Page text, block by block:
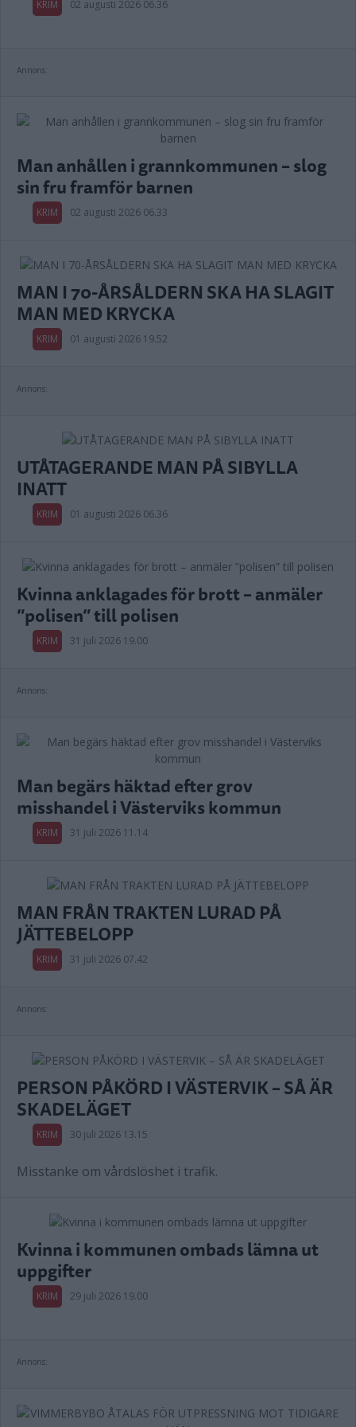
KRIM 02 augusti 2026 06.36
Annons:
Man anhållen i grannkommunen – slog
sin fru framför barnen
KRIM 02 augusti 2026 06.33
MAN I 70-ÅRSÅLDERN SKA HA SLAGIT
MAN MED KRYCKA
KRIM 01 augusti 2026 19.52
Annons:
UTÅTAGERANDE MAN PÅ SIBYLLA
INATT
KRIM 01 augusti 2026 06.36
Kvinna anklagades för brott – anmäler
”polisen” till polisen
KRIM 31 juli 2026 19.00
Annons:
Man begärs häktad efter grov
misshandel i Västerviks kommun
KRIM 31 juli 2026 11.14
MAN FRÅN TRAKTEN LURAD PÅ
JÄTTEBELOPP
KRIM 31 juli 2026 07.42
Annons:
PERSON PÅKÖRD I VÄSTERVIK – SÅ ÄR
SKADELÄGET
KRIM 30 juli 2026 13.15
Misstanke om vårdslöshet i trafik.
Kvinna i kommunen ombads lämna ut
uppgifter
KRIM 29 juli 2026 19.00
Annons: